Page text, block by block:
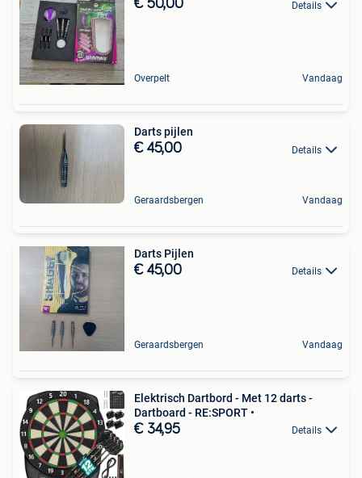
€ 50,00 Details
Overpelt Vandaag
Darts pijlen
€ 45,00 Details
Geraardsbergen Vandaag
Darts Pijlen
€ 45,00 Details
Geraardsbergen Vandaag
Elektrisch Dartbord - Met 12 darts -
Dartboard - RE:SPORT •
€ 34,95 Details